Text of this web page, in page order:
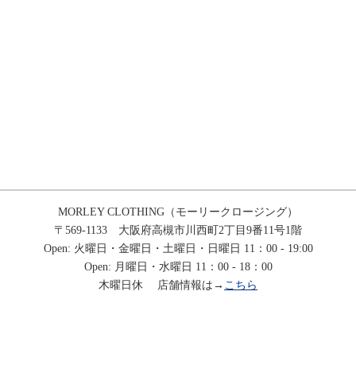
MORLEY CLOTHING（モーリークロージング）
〒569-1133 大阪府高槻市川西町2丁目9番11号1階
Open: 火曜日・金曜日・土曜日・日曜日 11：00 - 19:00
Open: 月曜日・水曜日 11：00 - 18：00
木曜日休 店舗情報は→ こちら